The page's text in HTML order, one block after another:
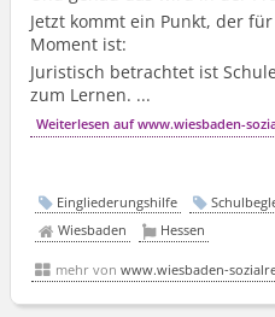
Jetzt kommt ein Punkt, der
Moment ist:
Juristisch betrachtet ist
zum Lernen. ...
Weiterlesen auf www.wiesbaden-
Eingliederungshilfe
Wiesbaden
Hessen
mehr vonwww.wiesbaden-